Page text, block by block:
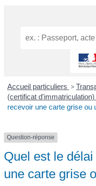
Accueil particuliers >
(certificat d'immatriculation)
recevoir une carte grise ou
Question-réponse
Quel est le
une carte grise